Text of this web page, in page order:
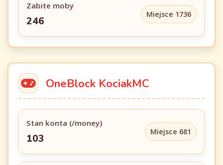
Zabite moby
246
Miejsce 1736
OneBlock KociakMC
Stan konta (/money)
103
Miejsce 681